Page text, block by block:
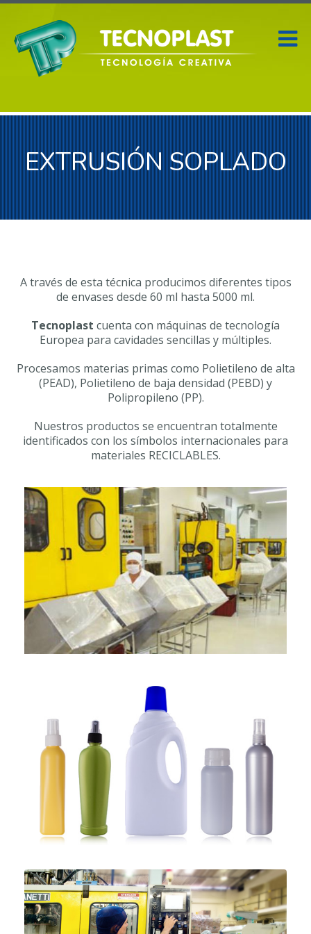
EXTRUSIÓN SOPLADO
A través de esta técnica producimos diferentes tipos
de envases desde 60 ml hasta 5000 ml.
Tecnoplast cuenta con máquinas de tecnología
Europea para cavidades sencillas y múltiples.
Procesamos materias primas como Polietileno de alta
(PEAD), Polietileno de baja densidad (PEBD) y
Polipropileno (PP).
Nuestros productos se encuentran totalmente
identificados con los símbolos internacionales para
materiales RECICLABLES.